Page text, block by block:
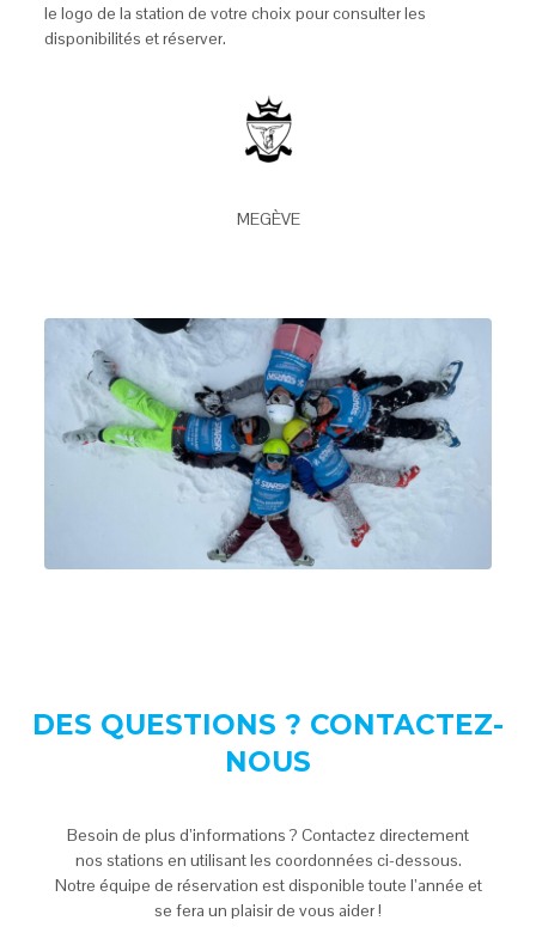
le logo de la station de votre choix pour consulter les
disponibilités et réserver.
MEGÈVE
DES QUESTIONS ? CONTACTEZ-
NOUS
Besoin de plus d’informations ? Contactez directement
nos stations en utilisant les coordonnées ci-dessous.
Notre équipe de réservation est disponible toute l’année et
se fera un plaisir de vous aider !